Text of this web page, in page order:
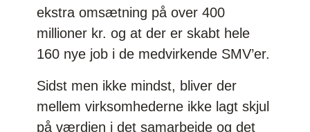
ekstra omsætning på over 400
millioner kr. og at der er skabt hele
160 nye job i de medvirkende SMV’er.
Sidst men ikke mindst, bliver der
mellem virksomhederne ikke lagt skjul
på værdien i det samarbejde og det